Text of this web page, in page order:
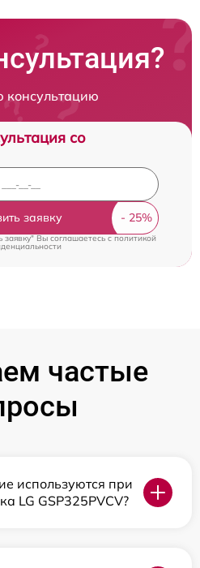
консультацию
со
заявку
заявку" Вы соглашаетесь cполитикой
частые
используются при
LG GSP325PVCV?